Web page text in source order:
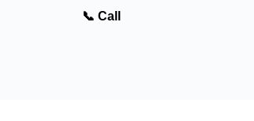
📞 Call